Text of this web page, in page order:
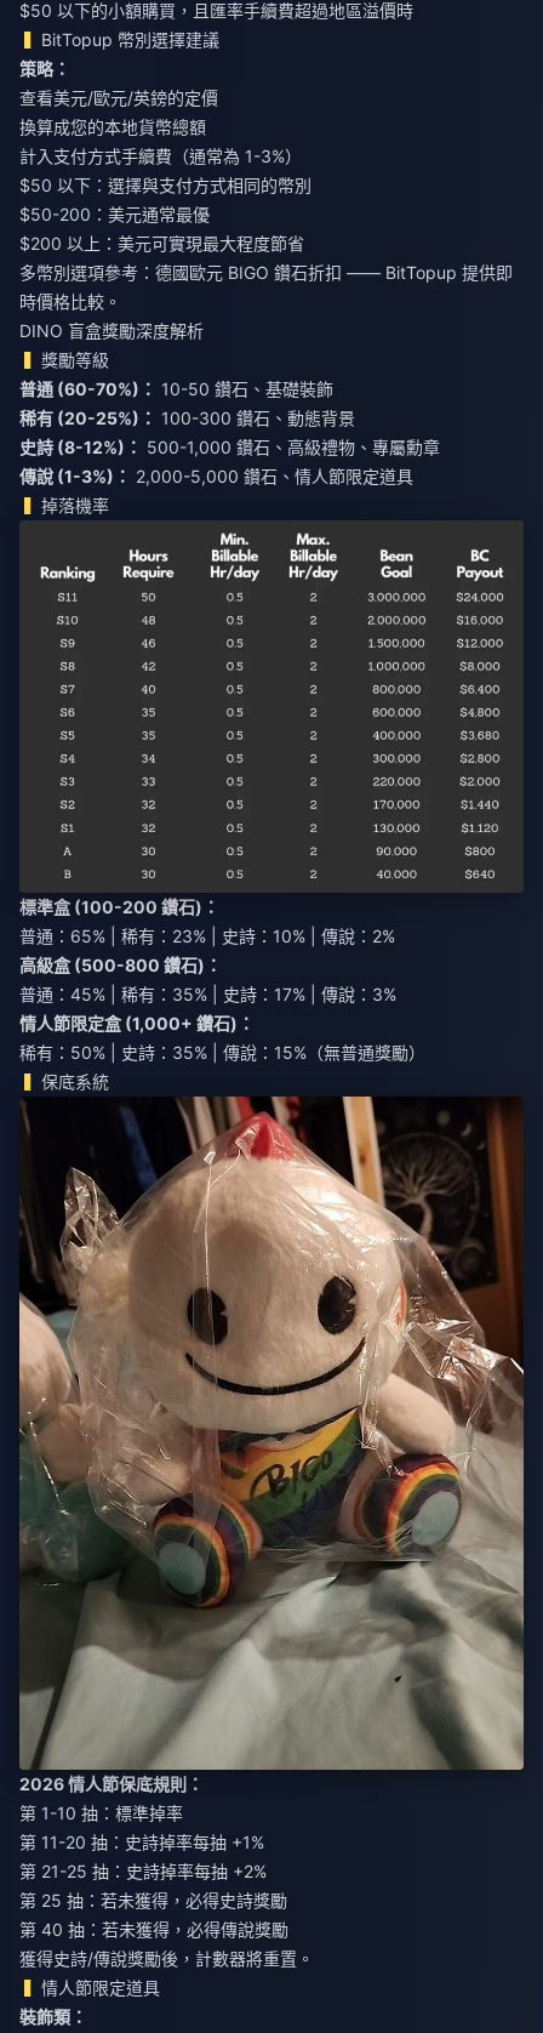
$50 以下的小額購買，且匯率手續費超過地區溢價時
BitTopup 幣別選擇建議
策略：
查看美元/歐元/英鎊的定價
換算成您的本地貨幣總額
計入支付方式手續費（通常為 1-3%）
$50 以下：選擇與支付方式相同的幣別
$50-200：美元通常最優
$200 以上：美元可實現最大程度節省
多幣別選項參考： 德國歐元 BIGO 鑽石折扣 —— BitTopup 提供即
時價格比較。
DINO 盲盒獎勵深度解析
獎勵等級
普通 (60-70%)：
稀有 (20-25%)：
史詩 (8-12%)：
傳說 (1-3%)： 2,000-5,000 鑽石、情人節限定道具
掉落機率
標準盒 (100-200 鑽石)：
普通：65% | 稀有：23% | 史詩：10% | 傳說：2%
高級盒 (500-800 鑽石)：
普通：45% | 稀有：35% | 史詩：17% | 傳說：3%
情人節限定盒 (1,000+ 鑽石)：
稀有：50% | 史詩：35% | 傳說：15%（無普通獎勵）
保底系統
2026 情人節保底規則：
第 1-10 抽：標準掉率
第 11-20 抽：史詩掉率每抽 +1%
第 21-25 抽：史詩掉率每抽 +2%
第 25 抽：若未獲得，必得史詩獎勵
第 40 抽：若未獲得，必得傳說獎勵
獲得史詩/傳說獎勵後，計數器將重置。
情人節限定道具
裝飾類：